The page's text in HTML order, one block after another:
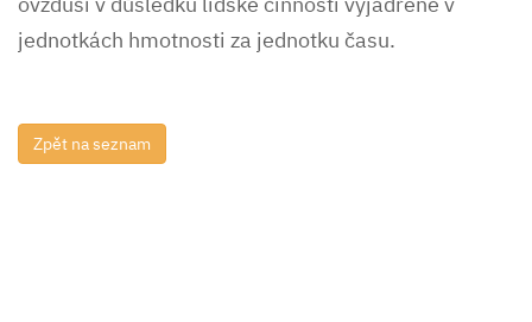
jednotkách hmotnosti za jednotku času.